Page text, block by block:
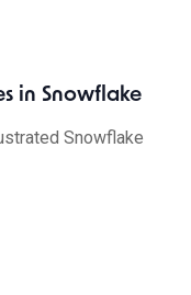
in Snowflake
Snowflake